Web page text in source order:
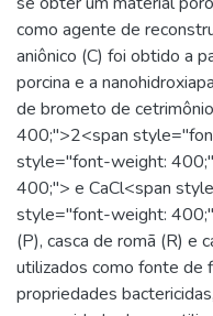
como agente de
aniônico (C) foi obtido a
porcina e a
de brometo de
400;">2<span
style="font-weight:
400;"> e CaCl<span
style="font-weight:
(P), casca de romã (R) e
utilizados como fonte de
propriedades